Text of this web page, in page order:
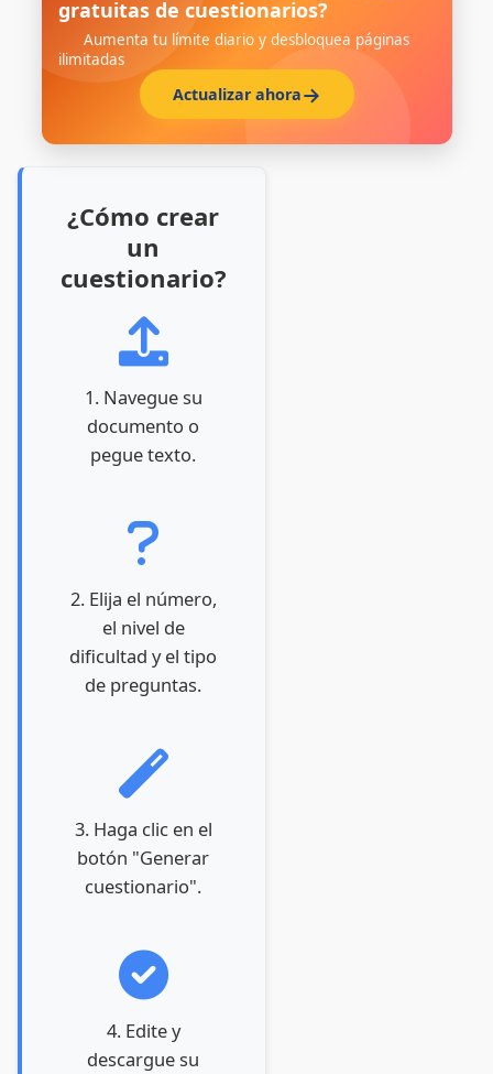
gratuitas de cuestionarios?
Aumenta tu límite diario y desbloquea páginas
ilimitadas
Actualizar ahora
¿Cómo crear
un
cuestionario?
1. Navegue su
documento o
pegue texto.
2. Elija el número,
el nivel de
dificultad y el tipo
de preguntas.
3. Haga clic en el
botón "Generar
cuestionario".
4. Edite y
descargue su